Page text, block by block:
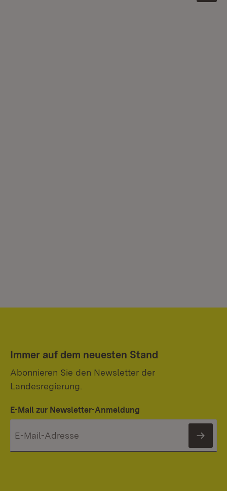
Immer auf dem neuesten Stand
Abonnieren Sie den Newsletter der
Landesregierung.
E-Mail zur Newsletter-Anmeldung